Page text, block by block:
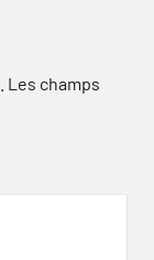
Les champs